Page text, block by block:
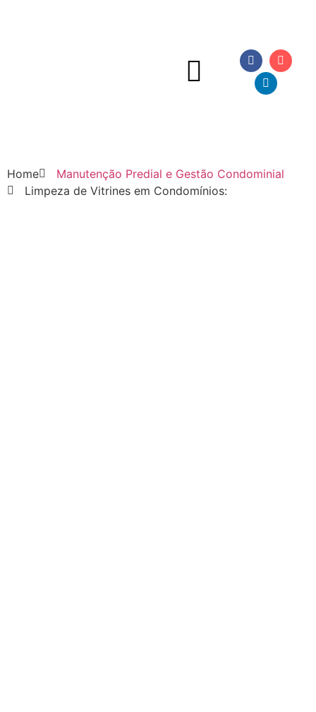
Home
Manutenção Predial e Gestão Condominial
Limpeza de Vitrines em Condomínios: